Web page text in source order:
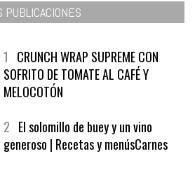
PUBLICACIONES
1 CRUNCH WRAP SUPREME CON
SOFRITO DE TOMATE AL CAFÉ Y
MELOCOTÓN
2 El solomillo de buey y un vino
generoso | Recetas y menúsCarnes